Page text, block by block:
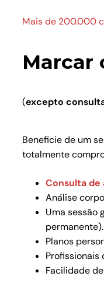
Mais de 200.000
Marcar
(excepto
Beneficie de um
totalmente
Consulta de
Análise
Uma sessão
permanente).
Planos
Profissionais
Facilidade